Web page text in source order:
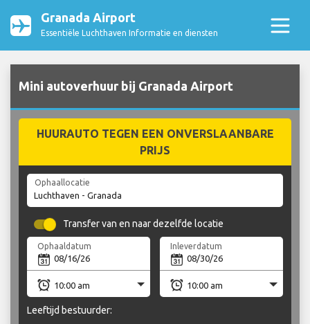
Granada Airport
Essentiële Luchthaven Informatie en diensten
Mini autoverhuur bij Granada Airport
HUURAUTO TEGEN EEN ONVERSLAANBARE
PRIJS
Ophaallocatie
Transfer van en naar dezelfde locatie
Ophaaldatum Inleverdatum
Leeftijd bestuurder: